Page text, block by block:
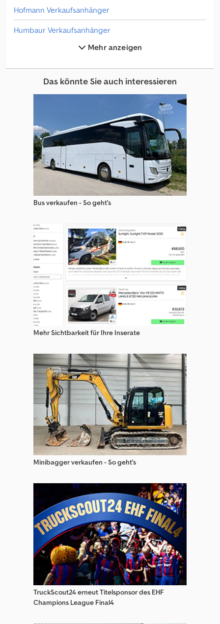
Hofmann Verkaufsanhänger
Humbaur Verkaufsanhänger
Humer Verkaufsanhänger
Multitrailer Verkaufsanhänger
Trailor Auflieger
Trailor Auflieger Wechselfahrgestell
Trailor Holzauflieger
Trailor Plattform Auflieger
Trailor S Auflieger
Trailor Siloauflieger
Trailor Smb Auflieger
Trailor Sonderauflieger
Trailor Syy Auflieger
Verkaufsanhänger
Vezeko Verkaufsanhänger
Wark Verkaufsanhänger
Woermann Verkaufsanhänger
Mehr anzeigen
Das könnte Sie auch interessieren
Bus verkaufen - So geht's
Mehr Sichtbarkeit für Ihre Inserate
Minibagger verkaufen - So geht's
TruckScout24 erneut Titelsponsor des EHF
Champions League Final4